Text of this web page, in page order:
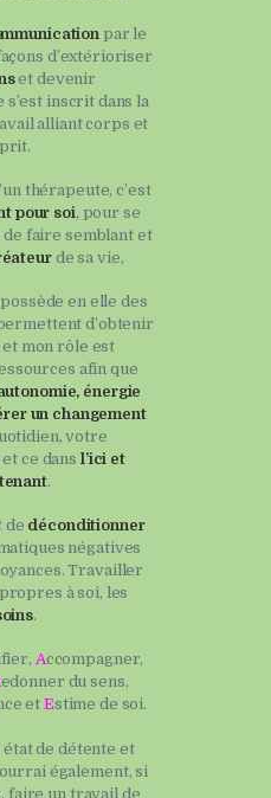
par le
d’extérioriser
et devenir
inscrit dans la
alliant corps et
thérapeute, c’est
pour soi, pour se
faire semblant et
de sa vie,
en elle des
d’obtenir
mon rôle est
afin que
énergie
un changement
votre
ce dans l’ici et
.
de déconditionner
négatives
Travailler
à soi, les
.
Accompagner,
edonner du sens,
et Estime de soi.
état de détente et
également, si
faire un travail de